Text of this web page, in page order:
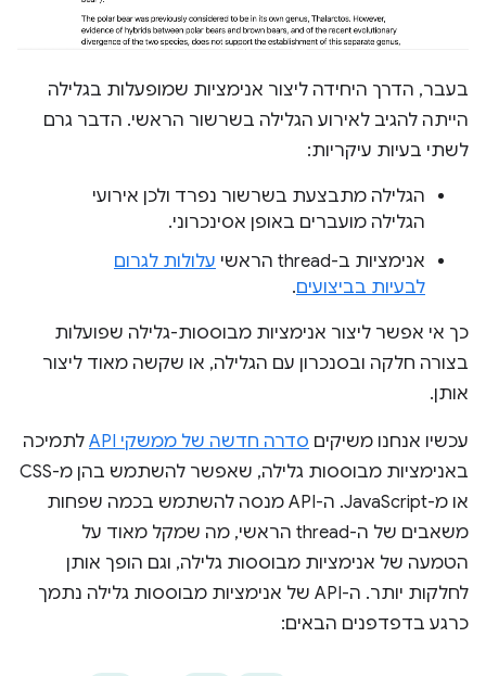
בעבר, הדרך היחידה ליצור אנימציות שמופעלות בגלילה
הייתה להגיב לאירוע הגלילה בשרשור הראשי. הדבר גרם
לשתי בעיות עיקריות:
הגלילה מתבצעת בשרשור נפרד ולכן אירועי
הגלילה מועברים באופן אסינכרוני.
אנימציות ב-thread הראשי
עלולות לגרום
לבעיות בביצועים.
כך אי אפשר ליצור אנימציות מבוססות-גלילה שפועלות
בצורה חלקה ובסנכרון עם הגלילה, או שקשה מאוד ליצור
אותן.
עכשיו אנחנו משיקים סדרה חדשה של ממשקי API
לתמיכה
באנימציות מבוססות גלילה, שאפשר להשתמש בהן מ-CSS
או מ-JavaScript. ה-API מנסה להשתמש בכמה שפחות
משאבים של ה-thread הראשי, מה שמקל מאוד על
הטמעה של אנימציות מבוססות גלילה, וגם הופך אותן
לחלקות יותר. ה-API של אנימציות מבוססות גלילה נתמך
כרגע בדפדפנים הבאים: